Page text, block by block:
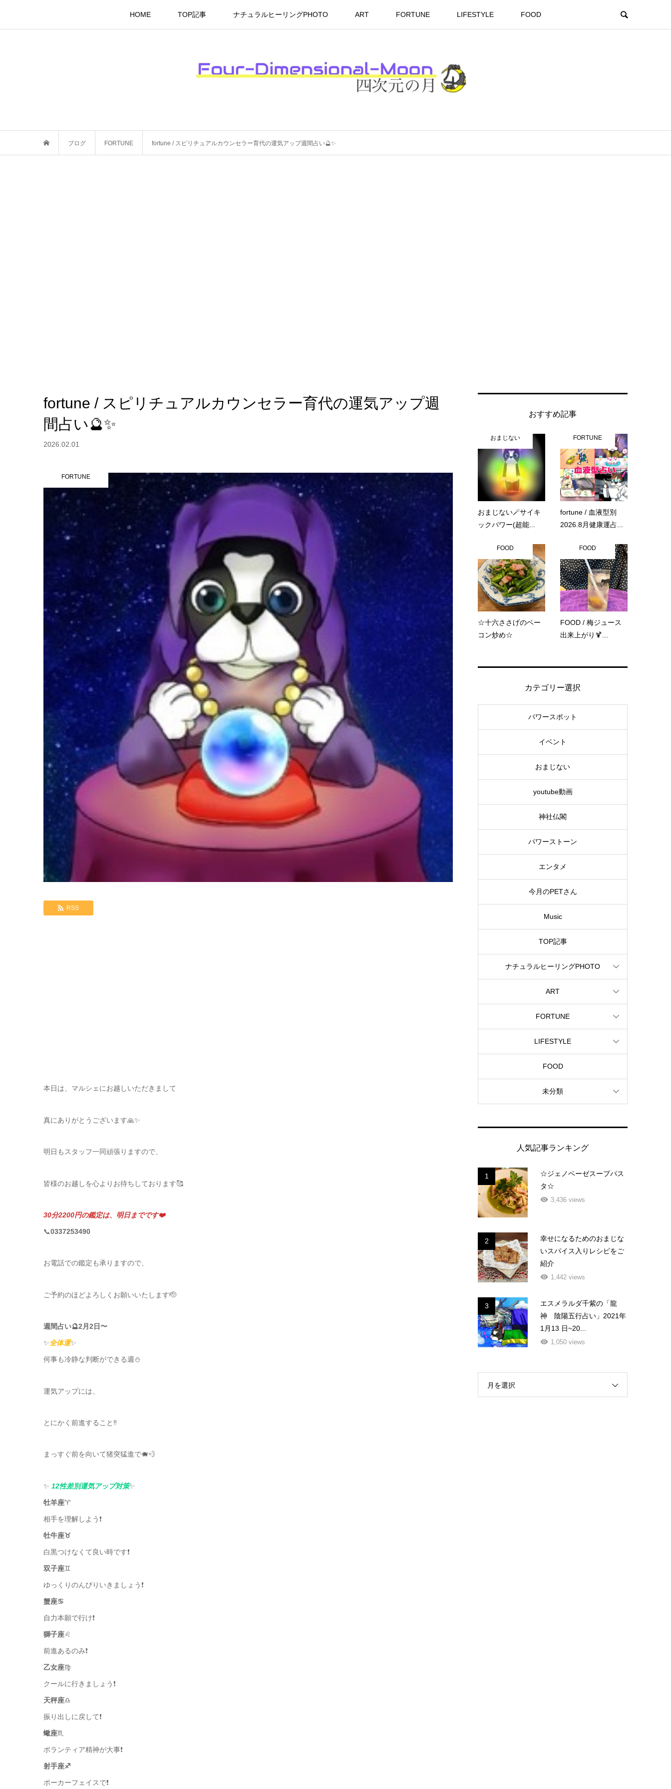
HOME TOP記事 ナチュラルヒーリングPHOTO ART FORTUNE LIFESTYLE FOOD
ブログ FORTUNE fortune / スピリチュアルカウンセラー育代の運気アップ週間占い🔮✨
fortune / スピリチュアルカウンセラー育代の運気アップ週
間占い🔮✨
2026.02.01
FORTUNE
RSS
本日は、マルシェにお越しいただきまして
真にありがとうございます🙏✨
明日もスタッフ一同頑張りますので、
皆様のお越しを心よりお待ちしております🥰
30分2200円の鑑定は、明日までです❤️
📞0337253490
お電話での鑑定も承りますので、
ご予約のほどよろしくお願いいたします🫡
週間占い🔮2月2日〜
✨全体運✨
何事も冷静な判断ができる週⛄️
運気アップには、
とにかく前進すること‼️
まっすぐ前を向いて猪突猛進で🐗💨
✨ 12性差別運気アップ対策✨
牡羊座♈️
相手を理解しよう❗️
牡牛座♉️
白黒つけなくて良い時です❗️
双子座♊️
ゆっくりのんびりいきましょう❗️
蟹座♋️
自力本願で行け❗️
獅子座♌️
前進あるのみ❗️
乙女座♍️
クールに行きましょう❗️
天秤座♎️
振り出しに戻して❗️
蠍座♏️
ボランティア精神が大事❗️
射手座♐️
ポーカーフェイスで❗️
おすすめ記事
おまじない
おまじない🪄サイキ
ックパワー(超能...
FORTUNE
fortune / 血液型別
2026.8月健康運占...
FOOD
☆十六ささげのベー
コン炒め☆
FOOD
FOOD / 梅ジュース
出来上がり🍹...
カテゴリー選択
パワースポット
イベント
おまじない
youtube動画
神社仏閣
パワーストーン
エンタメ
今月のPETさん
Music
TOP記事
ナチュラルヒーリングPHOTO
ART
FORTUNE
LIFESTYLE
FOOD
未分類
人気記事ランキング
1
☆ジェノベーゼスープパス
タ☆
3,436 views
2
幸せになるためのおまじな
いスパイス入りレシピをご
紹介
1,442 views
3
エスメラルダ千紫の「龍
神 陰陽五行占い」2021年
1月13 日~20...
1,050 views
月を選択